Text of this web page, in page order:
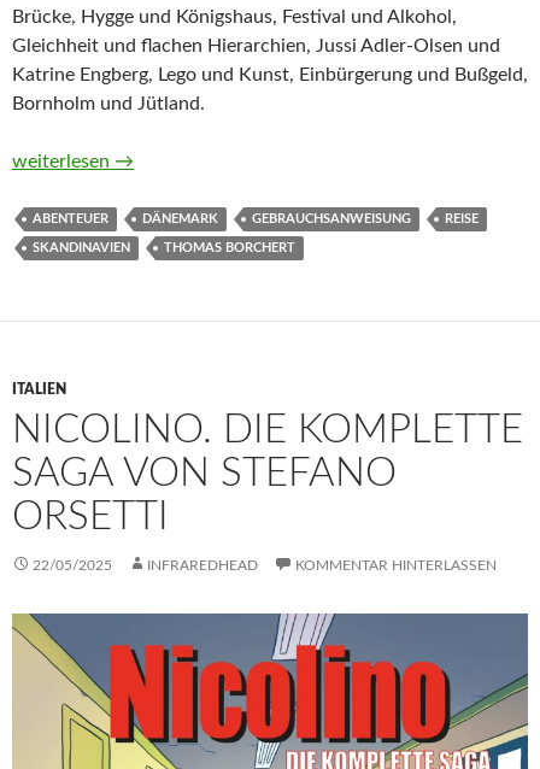
Brücke, Hygge und Königshaus, Festival und Alkohol,
Gleichheit und flachen Hierarchien, Jussi Adler-Olsen und
Katrine Engberg, Lego und Kunst, Einbürgerung und Bußgeld,
Bornholm und Jütland.
Gebrauchsanweisung für Dänemark von Thomas Borchert
weiterlesen →
ABENTEUER DÄNEMARK GEBRAUCHSANWEISUNG REISE
SKANDINAVIEN THOMAS BORCHERT
ITALIEN
NICOLINO. DIE KOMPLETTE
SAGA VON STEFANO
ORSETTI
22/05/2025 INFRAREDHEAD KOMMENTAR HINTERLASSEN